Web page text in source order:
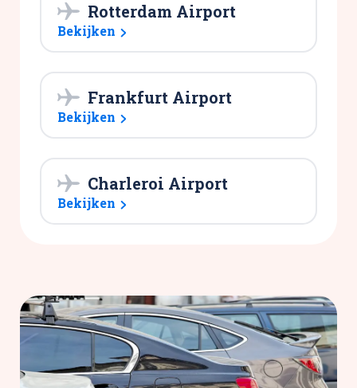
Rotterdam Airport
Bekijken
Frankfurt Airport
Bekijken
Charleroi Airport
Bekijken